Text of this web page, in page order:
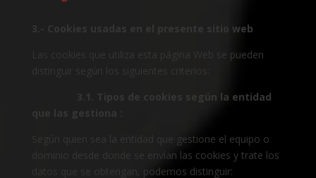
3.- Cookies usadas en el presente sitio web
Las cookies que utiliza esta página Web se pueden
distinguir según los siguientes criterios:
3.1. Tipos de cookies según la entidad
que las gestiona :
Según quien sea la entidad que gestione el equipo o
dominio desde donde se envían las cookies y trate los
datos que se obtengan, podemos distinguir: